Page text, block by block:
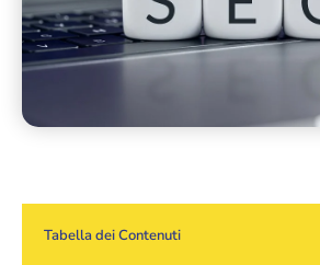
Tabella dei Contenuti